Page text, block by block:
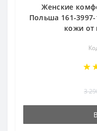
Женские
Польша 161-
кожи от
3